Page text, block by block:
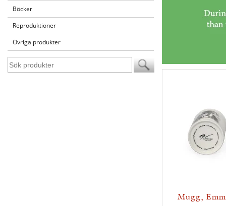
Böcker
Reproduktioner
Övriga produkter
Mugg,